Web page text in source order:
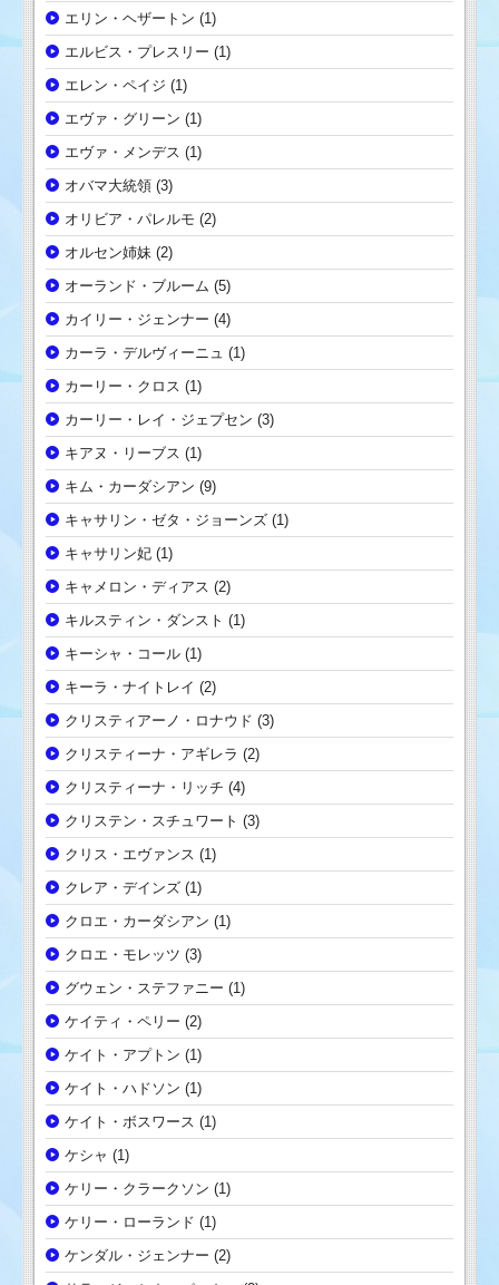
エリン・ヘザートン (1)
エルビス・プレスリー (1)
エレン・ペイジ (1)
エヴァ・グリーン (1)
エヴァ・メンデス (1)
オバマ大統領 (3)
オリビア・パレルモ (2)
オルセン姉妹 (2)
オーランド・ブルーム (5)
カイリー・ジェンナー (4)
カーラ・デルヴィーニュ (1)
カーリー・クロス (1)
カーリー・レイ・ジェプセン (3)
キアヌ・リーブス (1)
キム・カーダシアン (9)
キャサリン・ゼタ・ジョーンズ (1)
キャサリン妃 (1)
キャメロン・ディアス (2)
キルスティン・ダンスト (1)
キーシャ・コール (1)
キーラ・ナイトレイ (2)
クリスティアーノ・ロナウド (3)
クリスティーナ・アギレラ (2)
クリスティーナ・リッチ (4)
クリステン・スチュワート (3)
クリス・エヴァンス (1)
クレア・デインズ (1)
クロエ・カーダシアン (1)
クロエ・モレッツ (3)
グウェン・ステファニー (1)
ケイティ・ペリー (2)
ケイト・アプトン (1)
ケイト・ハドソン (1)
ケイト・ボスワース (1)
ケシャ (1)
ケリー・クラークソン (1)
ケリー・ローランド (1)
ケンダル・ジェンナー (2)